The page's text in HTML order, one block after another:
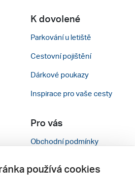
K dovolené
Parkování u letiště
Cestovní pojištění
Dárkové poukazy
Inspirace pro vaše cesty
Pro vás
Obchodní podmínky
používá cookies